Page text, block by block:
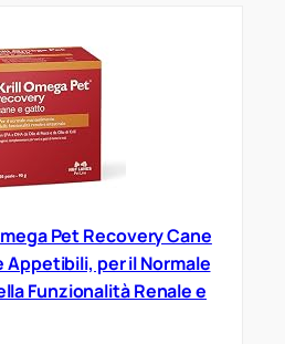
Pet Recovery Cane
Appetibili, per il Normale
Funzionalità Renale e